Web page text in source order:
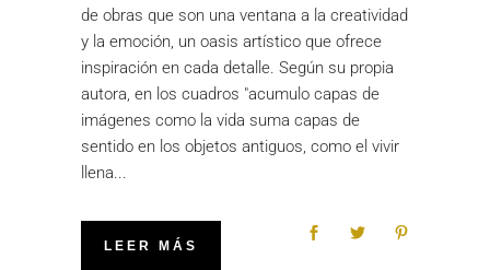
de obras que son una ventana a la creatividad
y la emoción, un oasis artístico que ofrece
inspiración en cada detalle. Según su propia
autora, en los cuadros "acumulo capas de
imágenes como la vida suma capas de
sentido en los objetos antiguos, como el vivir
llena
LEER MÁS